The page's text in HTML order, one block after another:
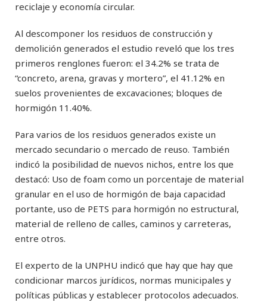
reciclaje y economía circular.
Al descomponer los residuos de construcción y
demolición generados el estudio reveló que los tres
primeros renglones fueron: el 34.2% se trata de
“concreto, arena, gravas y mortero”, el 41.12% en
suelos provenientes de excavaciones; bloques de
hormigón 11.40%.
Para varios de los residuos generados existe un
mercado secundario o mercado de reuso. También
indicó la posibilidad de nuevos nichos, entre los que
destacó: Uso de foam como un porcentaje de material
granular en el uso de hormigón de baja capacidad
portante, uso de PETS para hormigón no estructural,
material de relleno de calles, caminos y carreteras,
entre otros.
El experto de la UNPHU indicó que hay que hay que
condicionar marcos jurídicos, normas municipales y
políticas públicas y establecer protocolos adecuados.